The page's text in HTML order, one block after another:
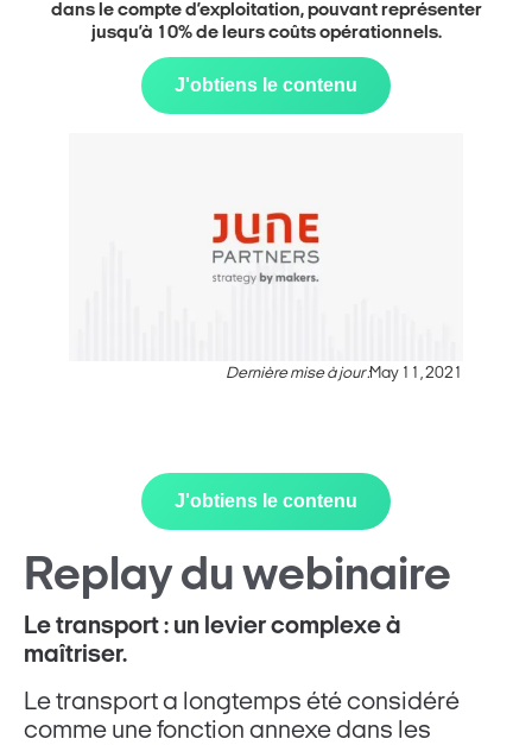
dans le compte d’exploitation, pouvant représenter
jusqu’à 10% de leurs coûts opérationnels.
J'obtiens le contenu
Dernière mise à jour :May 11, 2021
J'obtiens le contenu
Replay du webinaire
Le transport : un levier complexe à
maîtriser.
Le transport a longtemps été considéré
comme une fonction annexe dans les